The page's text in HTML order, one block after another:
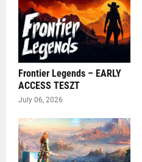
Frontier Legends – EARLY
ACCESS TESZT
July 06, 2026